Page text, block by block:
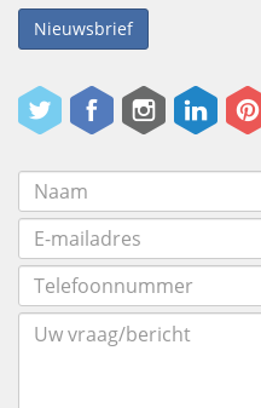
Nieuwsbrief